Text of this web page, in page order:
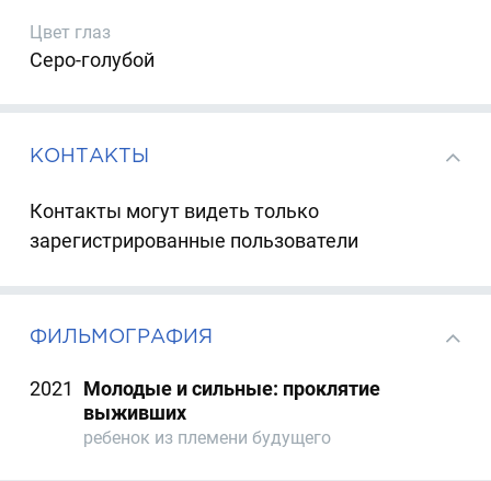
Цвет глаз
Серо-голубой
КОНТАКТЫ
Контакты могут видеть только
зарегистрированные пользователи
ФИЛЬМОГРАФИЯ
2021
Молодые и сильные: проклятие
выживших
ребенок из племени будущего